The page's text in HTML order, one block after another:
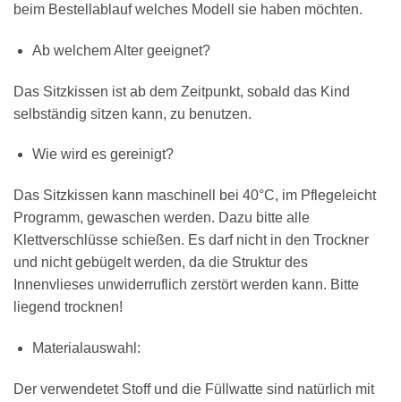
beim Bestellablauf welches Modell sie haben möchten.
Ab welchem Alter geeignet?
Das Sitzkissen ist ab dem Zeitpunkt, sobald das Kind
selbständig sitzen kann, zu benutzen.
Wie wird es gereinigt?
Das Sitzkissen kann maschinell bei 40°C, im Pflegeleicht
Programm, gewaschen werden. Dazu bitte alle
Klettverschlüsse schießen. Es darf nicht in den Trockner
und nicht gebügelt werden, da die Struktur des
Innenvlieses unwiderruflich zerstört werden kann. Bitte
liegend trocknen!
Materialauswahl:
Der verwendetet Stoff und die Füllwatte sind natürlich mit